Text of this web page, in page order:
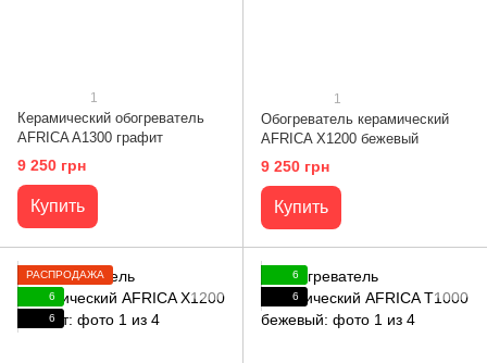
1
Керамический обогреватель
AFRICA A1300 графит
9 250 грн
Купить
1
Обогреватель керамический
AFRICA X1200 бежевый
9 250 грн
Купить
РАСПРОДАЖА
6
6
6
6